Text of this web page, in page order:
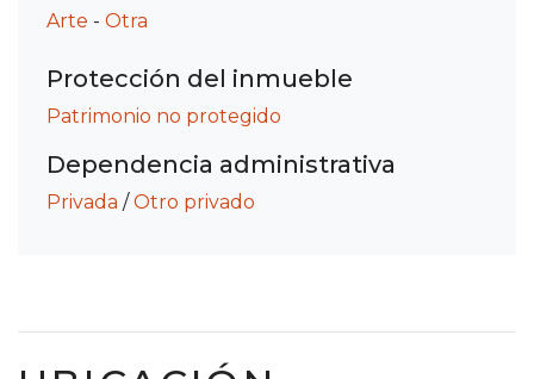
Arte - Otra
Protección del inmueble
Patrimonio no protegido
Dependencia administrativa
Privada / Otro privado